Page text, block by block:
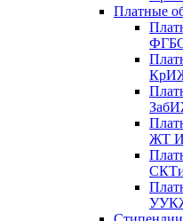
Платные
ЖТ